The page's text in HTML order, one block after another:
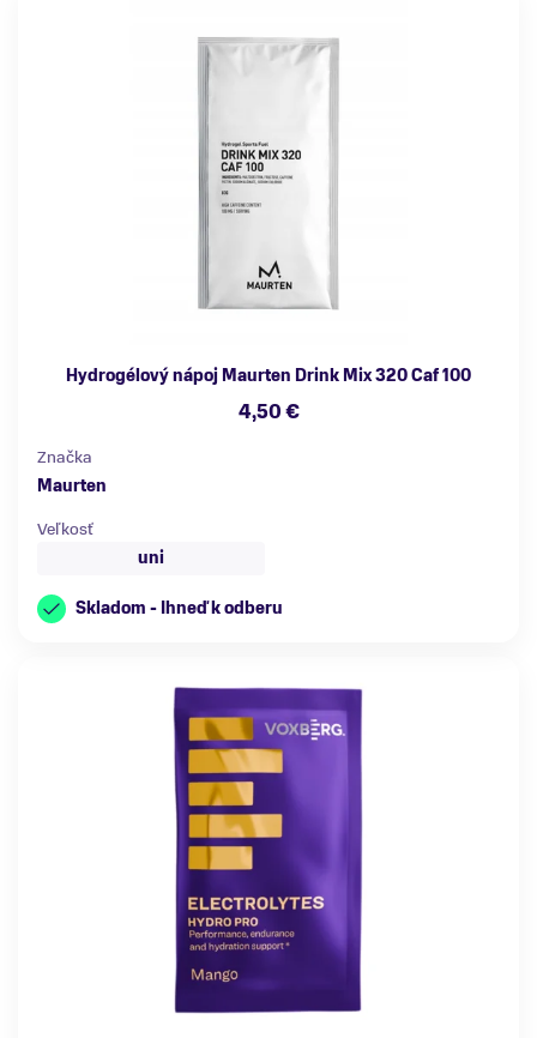
Hydrogélový nápoj Maurten Drink Mix 320 Caf 100
4,50 €
Značka
Maurten
Veľkosť
uni
Skladom - Ihneď k odberu